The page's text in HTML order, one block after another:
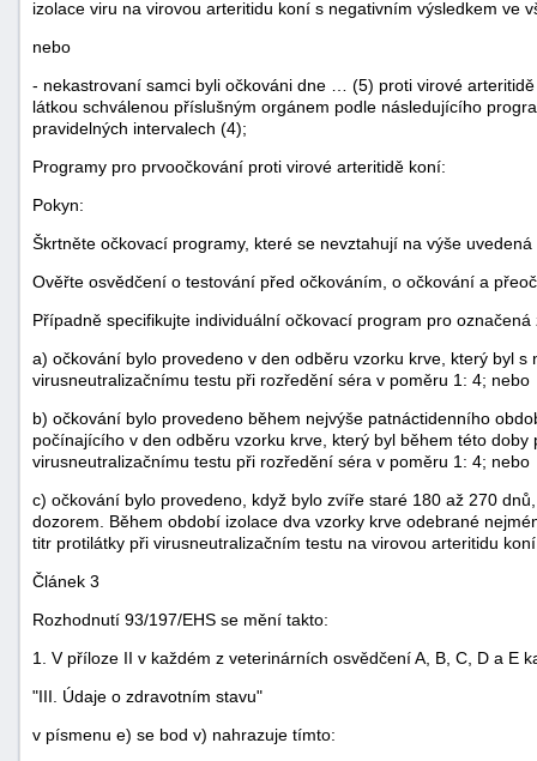
izolace viru na virovou arteritidu koní s negativním výsledkem ve
nebo
- nekastrovaní samci byli očkováni dne … (5) proti virové
látkou schválenou příslušným orgánem podle následujícího
pravidelných intervalech (4);
Programy pro prvoočkování proti virové arteritidě koní:
Pokyn:
Škrtněte očkovací programy, které se nevztahují na výše
Ověřte osvědčení o testování před očkováním, o očkování a
Případně specifikujte individuální očkovací program pro označená
a) očkování bylo provedeno v den odběru vzorku krve, který byl s
virusneutralizačnímu testu při rozředění séra v poměru 1: 4; nebo
b) očkování bylo provedeno během nejvýše patnáctidenního
počínajícího v den odběru vzorku krve, který byl během této
virusneutralizačnímu testu při rozředění séra v poměru 1: 4; nebo
c) očkování bylo provedeno, když bylo zvíře staré 180 až 270
dozorem. Během období izolace dva vzorky krve odebrané
titr protilátky při virusneutralizačním testu na virovou arteritidu
Článek 3
Rozhodnutí 93/197/EHS se mění takto:
1. V příloze II v každém z veterinárních osvědčení A, B, C, D a E
"III. Údaje o zdravotním stavu"
v písmenu e) se bod v) nahrazuje tímto: